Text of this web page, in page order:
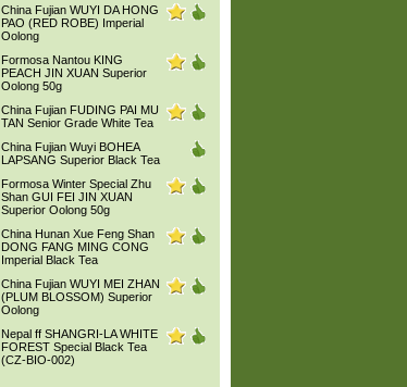
China Fujian WUYI DA HONG
PAO (RED ROBE) Imperial
Oolong
Formosa Nantou KING
PEACH JIN XUAN Superior
Oolong 50g
China Fujian FUDING PAI MU
TAN Senior Grade White Tea
China Fujian Wuyi BOHEA
LAPSANG Superior Black Tea
Formosa Winter Special Zhu
Shan GUI FEI JIN XUAN
Superior Oolong 50g
China Hunan Xue Feng Shan
DONG FANG MING CONG
Imperial Black Tea
China Fujian WUYI MEI ZHAN
(PLUM BLOSSOM) Superior
Oolong
Nepal ff SHANGRI-LA WHITE
FOREST Special Black Tea
(CZ-BIO-002)